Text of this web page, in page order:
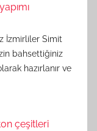
İzmirliler Simit
bahsettiğiniz
hazırlanır ve
çeşitleri